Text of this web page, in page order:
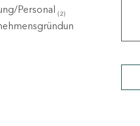
Personal (2)